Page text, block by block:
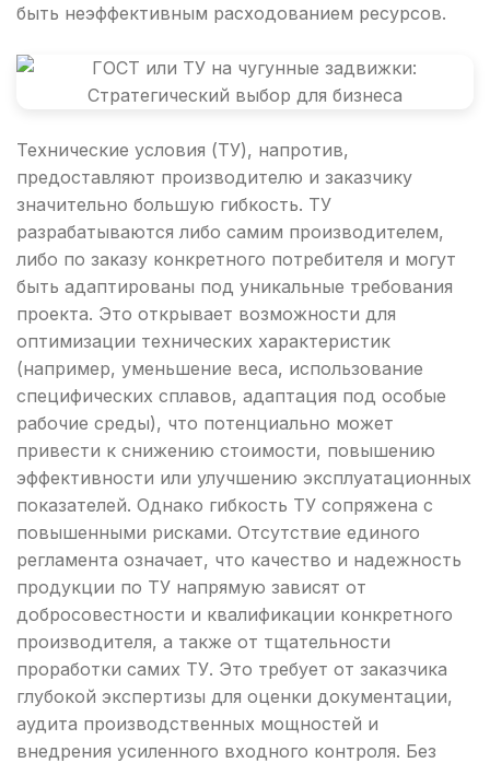
быть неэффективным расходованием ресурсов.
Технические условия (ТУ), напротив,
предоставляют производителю и заказчику
значительно большую гибкость. ТУ
разрабатываются либо самим производителем,
либо по заказу конкретного потребителя и могут
быть адаптированы под уникальные требования
проекта. Это открывает возможности для
оптимизации технических характеристик
(например, уменьшение веса, использование
специфических сплавов, адаптация под особые
рабочие среды), что потенциально может
привести к снижению стоимости, повышению
эффективности или улучшению эксплуатационных
показателей. Однако гибкость ТУ сопряжена с
повышенными рисками. Отсутствие единого
регламента означает, что качество и надежность
продукции по ТУ напрямую зависят от
добросовестности и квалификации конкретного
производителя, а также от тщательности
проработки самих ТУ. Это требует от заказчика
глубокой экспертизы для оценки документации,
аудита производственных мощностей и
внедрения усиленного входного контроля. Без